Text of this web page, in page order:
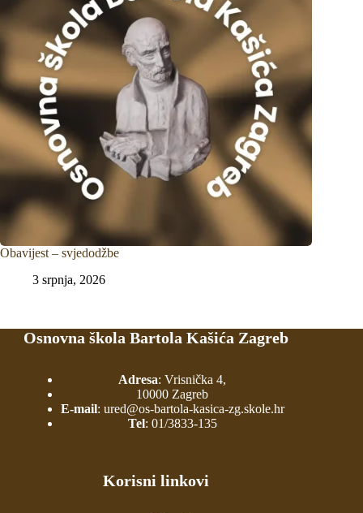
Obavijest – svjedodžbe
3 srpnja, 2026
Osnovna škola Bartola Kašića Zagreb
Adresa: Vrisnička 4,
10000 Zagreb
E-mail: ured@os-bartola-kasica-zg.skole.hr
Tel: 01/3833-135
Korisni linkovi